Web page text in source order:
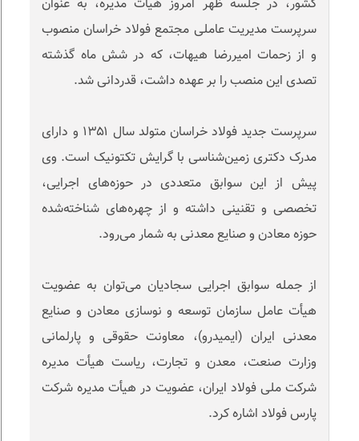
کشور، در جلسه ظهر امروز هیات مدیره، به عنوان
سرپرست مدیریت عاملی مجتمع فولاد خراسان منصوب
و از زحمات امیررضا هیهات، که در شش ماه گذشته
تصدی این منصب را بر عهده داشت، قدردانی شد.
سرپرست جدید فولاد خراسان متولد سال ۱۳۵۱ و دارای
مدرک دکتری زمین‌شناسی با گرایش تکتونیک است. وی
پیش از این سوابق متعددی در حوزه‌های اجرایی،
تخصصی و تقنینی داشته و از چهره‌های شناخته‌شده
حوزه معادن و صنایع معدنی به شمار می‌رود.
از جمله سوابق اجرایی سجادیان می‌توان به عضویت
هیأت عامل سازمان توسعه و نوسازی معادن و صنایع
معدنی ایران (ایمیدرو)، معاونت حقوقی و پارلمانی
وزارت صنعت، معدن و تجارت، ریاست هیأت مدیره
شرکت ملی فولاد ایران، عضویت در هیأت مدیره شرکت
پارس فولاد اشاره کرد.